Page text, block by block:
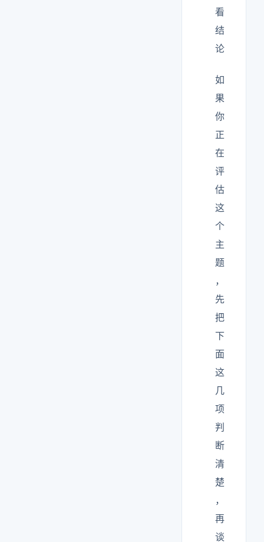
看
结
论
如
果
你
正
在
评
估
这
个
主
题
，
先
把
下
面
这
几
项
判
断
清
楚
，
再
谈